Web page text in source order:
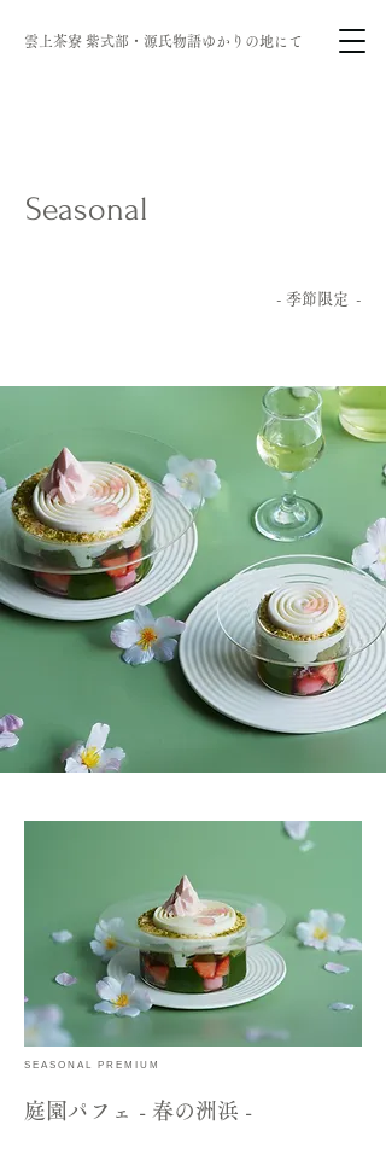
雲上茶寮 ​紫式部・源氏物語ゆかりの地にて
Seasonal
- ​季節限定 -
SEASONAL PREMIUM
​庭園パフェ - 春の洲浜 -